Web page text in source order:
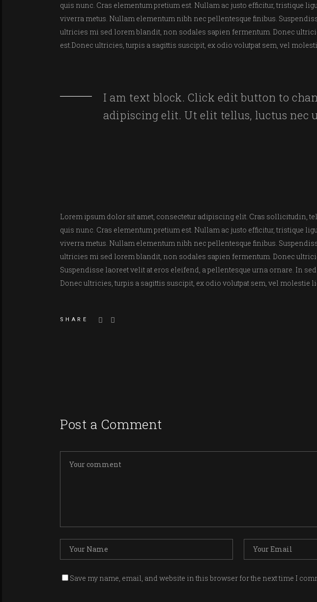
quis nunc. Cras elementum pretium est. Nullam ac justo efficitur, tristique
viverra metus. Nullam elementum nibh nec pellentesque finibus.
ultricies mi sed lorem blandit, non sodales sapien fermentum. Donec
est.Donec ultricies, turpis a sagittis suscipit, ex odio volutpat sem, vel
I am text block. Click edit button to
adipiscing elit. Ut elit tellus, luctus nec
Lorem ipsum dolor sit amet, consectetur adipiscing elit. Cras sollicitudin,
quis nunc. Cras elementum pretium est. Nullam ac justo efficitur, tristique
viverra metus. Nullam elementum nibh nec pellentesque finibus.
ultricies mi sed lorem blandit, non sodales sapien fermentum. Donec
Suspendisse laoreet velit at eros eleifend, a pellentesque urna ornare. In
Donec ultricies, turpis a sagittis suscipit, ex odio volutpat sem, vel molestie
SHARE
Post a Comment
Save my name, email, and website in this browser for the next time I